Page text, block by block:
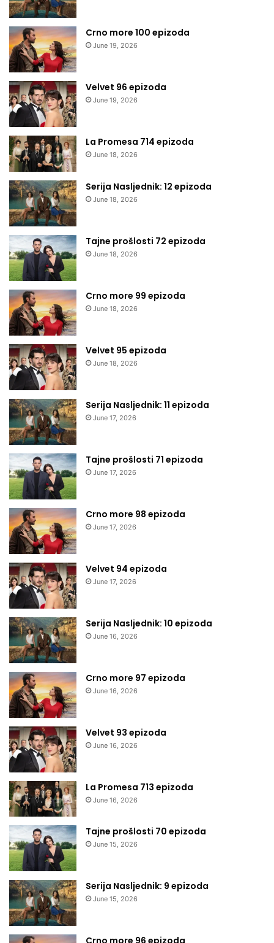
Crno more 100 epizoda
June 19, 2026
Velvet 96 epizoda
June 19, 2026
La Promesa 714 epizoda
June 18, 2026
Serija Nasljednik: 12 epizoda
June 18, 2026
Tajne prošlosti 72 epizoda
June 18, 2026
Crno more 99 epizoda
June 18, 2026
Velvet 95 epizoda
June 18, 2026
Serija Nasljednik: 11 epizoda
June 17, 2026
Tajne prošlosti 71 epizoda
June 17, 2026
Crno more 98 epizoda
June 17, 2026
Velvet 94 epizoda
June 17, 2026
Serija Nasljednik: 10 epizoda
June 16, 2026
Crno more 97 epizoda
June 16, 2026
Velvet 93 epizoda
June 16, 2026
La Promesa 713 epizoda
June 16, 2026
Tajne prošlosti 70 epizoda
June 15, 2026
Serija Nasljednik: 9 epizoda
June 15, 2026